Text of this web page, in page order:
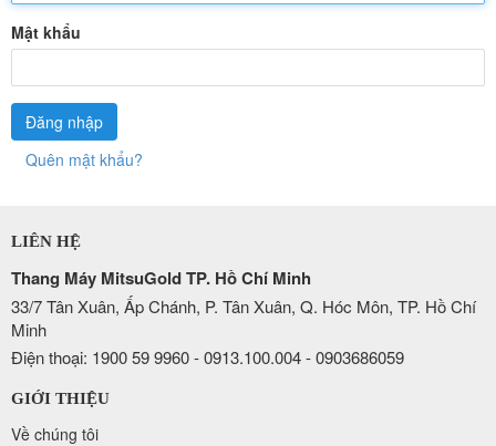
Mật khẩu
Quên mật khẩu?
LIÊN HỆ
Thang Máy MitsuGold TP. Hồ Chí Minh
33/7 Tân Xuân, Ấp Chánh, P. Tân Xuân, Q. Hóc Môn, TP. Hồ Chí
Minh
Điện thoại: 1900 59 9960 - 0913.100.004 - 0903686059
GIỚI THIỆU
Về chúng tôi